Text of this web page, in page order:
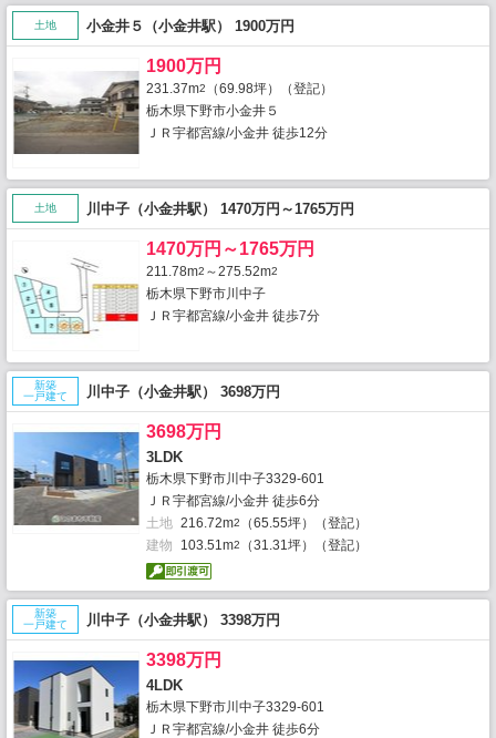
土地 小金井５（小金井駅） 1900万円
1900万円
231.37m2
（69.98坪）（登記）
栃木県下野市小金井５
ＪＲ宇都宮線/小金井 徒歩12分
土地 川中子（小金井駅） 1470万円～1765万円
1470万円～1765万円
211.78m2 ～275.52m2
栃木県下野市川中子
ＪＲ宇都宮線/小金井 徒歩7分
新築
一戸建て
川中子（小金井駅） 3698万円
3698万円
3LDK
栃木県下野市川中子3329-601
ＪＲ宇都宮線/小金井 徒歩6分
土地 216.72m2
（65.55坪）（登記）
建物
103.51m2 （31.31坪）（登記）
新築
一戸建て
川中子（小金井駅） 3398万円
3398万円
4LDK
栃木県下野市川中子3329-601
ＪＲ宇都宮線/小金井 徒歩6分